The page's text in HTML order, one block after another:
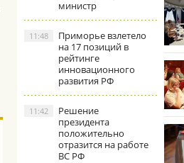
министр
Приморье взлетело
на 17 позиций в
рейтинге
инновационного
развития РФ
11:48
Решение
президента
положительно
отразится на работе
ВС РФ
11:42